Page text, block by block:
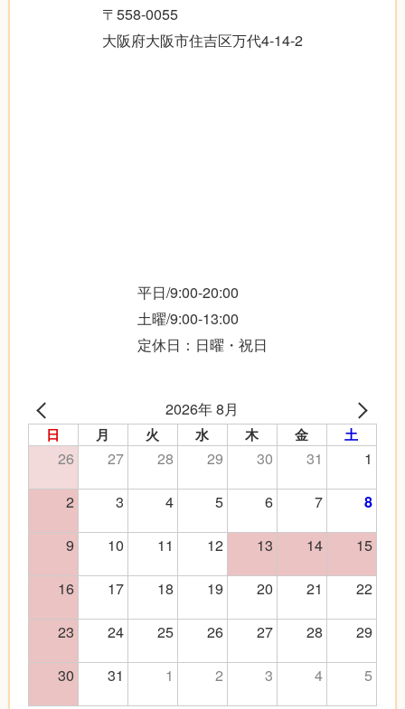
〒558-0055
大阪府大阪市住吉区万代4-14-2
平日/9:00-20:00
土曜/9:00-13:00
定休日：日曜・祝日
2026年 8月
日 月 火 水 木 金 土
26 27 28 29 30 31
1
2
3 4 5 6 7 8
9 10 11 12 13 14
15
16
17 18 19 20 21
22
23
24 25 26 27 28
29
30
31 1 2 3 4 5